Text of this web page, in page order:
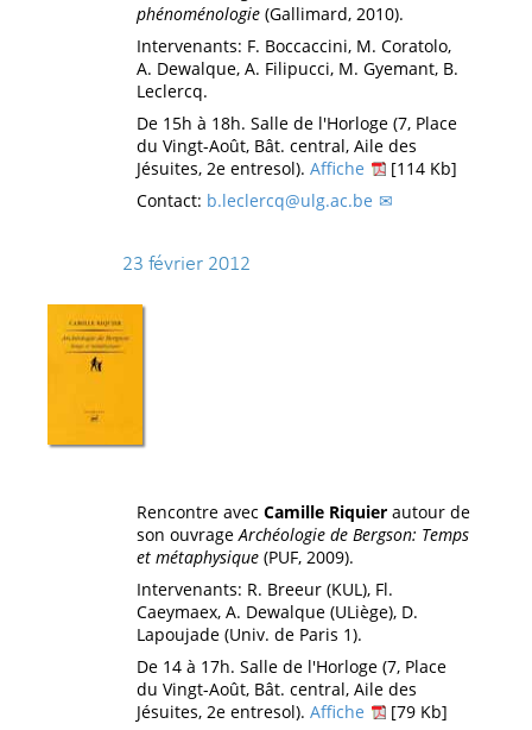
phénoménologie(Gallimard, 2010).
Intervenants: F. Boccaccini, M. Coratolo,
A. Dewalque, A. Filipucci, M. Gyemant, B.
Leclercq.
De 15h à 18h. Salle de l'Horloge (7, Place
du Vingt-Août, Bât. central, Aile des
Jésuites, 2e entresol). Affiche
[114 Kb]
Contact: b.leclercq@ulg.ac.be
23 février 2012
Rencontre avec Camille Riquierautour de
son ouvrageArchéologie de Bergson: Temps
et métaphysique(PUF, 2009).
Intervenants: R. Breeur (KUL), Fl.
Caeymaex, A. Dewalque (ULiège), D.
Lapoujade (Univ. de Paris 1).
De 14 à 17h. Salle de l'Horloge (7, Place
du Vingt-Août, Bât. central, Aile des
Jésuites, 2e entresol). Affiche
[79 Kb]